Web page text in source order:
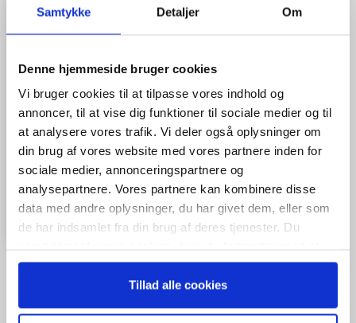
Samtykke Detaljer Om
Denne hjemmeside bruger cookies
Vi bruger cookies til at tilpasse vores indhold og
annoncer, til at vise dig funktioner til sociale medier og til
at analysere vores trafik. Vi deler også oplysninger om
din brug af vores website med vores partnere inden for
sociale medier, annonceringspartnere og
analysepartnere. Vores partnere kan kombinere disse
data med andre oplysninger, du har givet dem, eller som
de har indsamlet fra din brug af deres tjenester. Du
anvende vores hjemmeside.
Tillad alle cookies
Når du trykker "modtag bogen" bliver du tilmeldt Bestyrelsesguidens